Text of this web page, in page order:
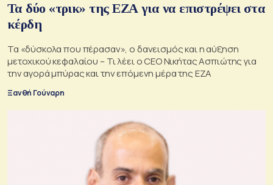
Τα δύο «τρικ» της ΕΖΑ για να επιστρέψει στα
κέρδη
Τα «δύσκολα που πέρασαν», ο δανεισμός και η αύξηση
μετοχικού κεφαλαίου – Τι λέει ο CEO Νικήτας Ασπιώτης για
την αγορά μπύρας και την επόμενη μέρα της ΕΖΑ
Ξανθή Γούναρη